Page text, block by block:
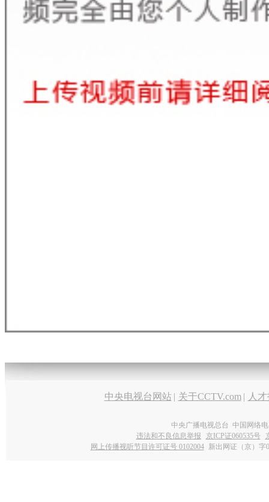
中央电视台网站 | 关于CCTV.com | 人
中央广播电视总台 中国网络
违法和不良信息举报
京ICP证060535号
网上传播视听节目许可证号 0102004 新出网证（京）